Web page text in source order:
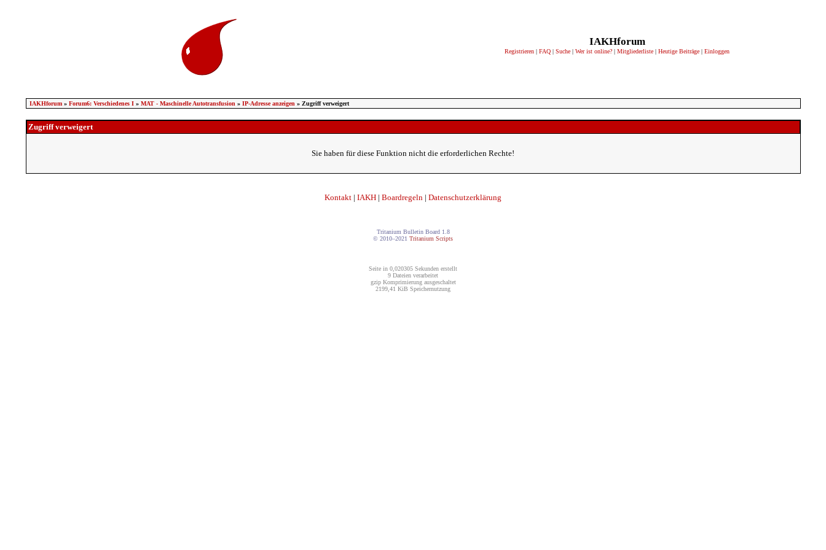
IAKHforum
Registrieren | FAQ | Suche | Wer ist online? | Mitgliederliste | Heutige Beiträge | Einloggen
IAKHforum» Forum6: Verschiedenes I» MAT - Maschinelle Autotransfusion » IP-Adresse anzeigen » Zugriff verweigert
Zugriff verweigert
Sie haben für diese Funktion nicht die erforderlichen Rechte!
Kontakt | IAKH | Boardregeln | Datenschutzerklärung
Tritanium Bulletin Board 1.8
© 2010–2021 Tritanium Scripts
Seite in 0,020305 Sekunden erstellt
9 Dateien verarbeitet
gzip Komprimierung ausgeschaltet
2199,41 KiB Speichernutzung